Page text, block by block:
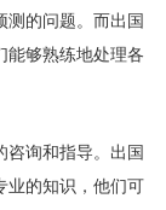
测的问题。而出国
能够熟练地处理各
咨询和指导。出国
业的知识，他们可